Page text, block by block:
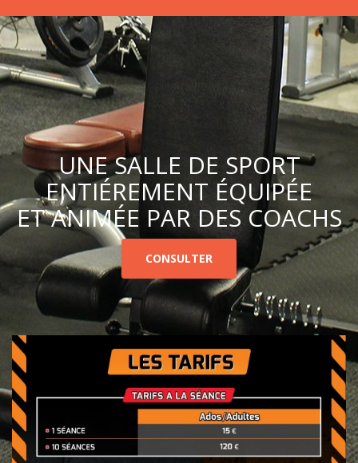
UNE SALLE DE SPORT
ENTIÉREMENT ÉQUIPÉE
ET ANIMÉE PAR DES COACHS
CONSULTER